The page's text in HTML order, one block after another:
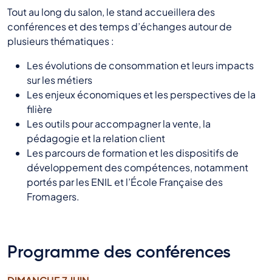
Tout au long du salon, le stand accueillera des
conférences et des temps d’échanges autour de
plusieurs thématiques :
Les évolutions de consommation et leurs impacts
sur les métiers
Les enjeux économiques et les perspectives de la
filière
Les outils pour accompagner la vente, la
pédagogie et la relation client
Les parcours de formation et les dispositifs de
développement des compétences, notamment
portés par les ENIL et l’École Française des
Fromagers.
Programme des conférences